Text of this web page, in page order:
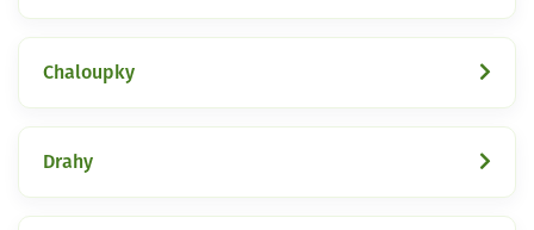
Chaloupky
Drahy